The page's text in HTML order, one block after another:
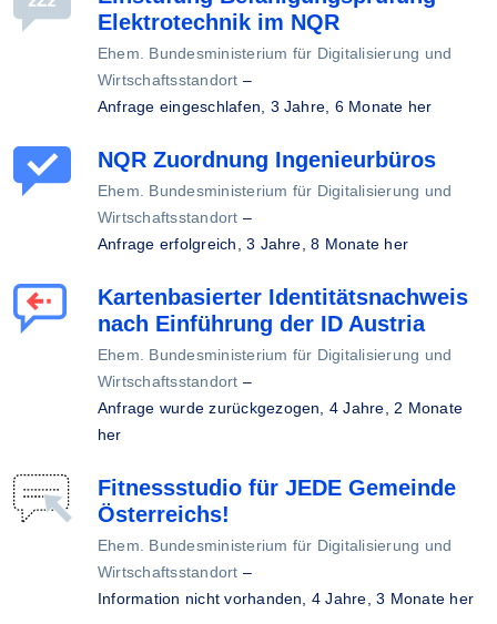
Elektrotechnik im NQR
Ehem. Bundesministerium für Digitalisierung und
Wirtschaftsstandort –
Anfrage eingeschlafen, 3 Jahre, 6 Monate her
NQR Zuordnung Ingenieurbüros
Ehem. Bundesministerium für Digitalisierung und
Wirtschaftsstandort –
Anfrage erfolgreich,3 Jahre, 8 Monate her
Kartenbasierter Identitätsnachweis
nach Einführung der ID Austria
Ehem. Bundesministerium für Digitalisierung und
Wirtschaftsstandort –
Anfrage wurde zurückgezogen, 4 Jahre, 2 Monate
her
Fitnessstudio für JEDE Gemeinde
Österreichs!
Ehem. Bundesministerium für Digitalisierung und
Wirtschaftsstandort –
Information nicht vorhanden, 4 Jahre, 3 Monate her